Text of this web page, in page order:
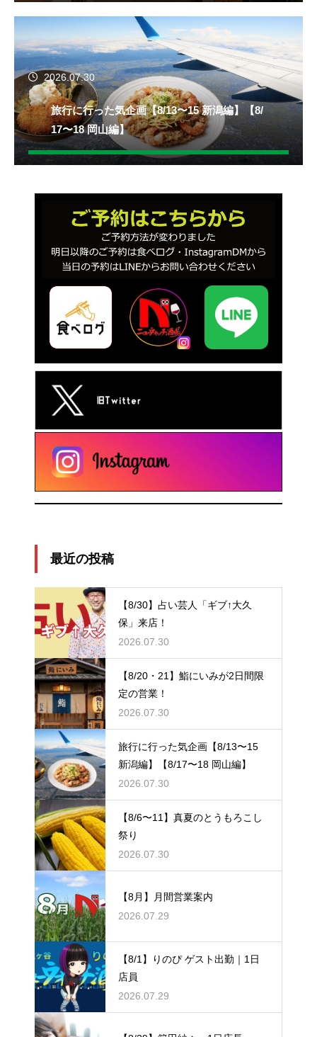
2026.07.30
旅行に行った気企画【8/13〜15 新潟編】【8/
17〜18 岡山編】
最近の投稿
【8/30】占い芸人「ギブ↑大久
保」来店！
2026.07.30
【8/20・21】鮨にいみが2日間限
定の営業！
2026.07.30
旅行に行った気企画【8/13〜15
新潟編】【8/17〜18 岡山編】
2026.07.30
【8/6〜11】真夏のとうもろこし
祭り
2026.07.30
【8月】月間営業案内
2026.07.29
【8/1】りのぴ ゲスト出勤｜1日
店員
2026.07.29